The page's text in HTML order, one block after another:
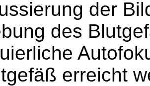
der
des
erreicht